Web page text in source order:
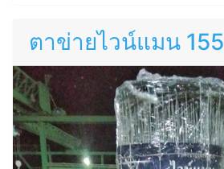
ตาข่ายไวน์แมน 155